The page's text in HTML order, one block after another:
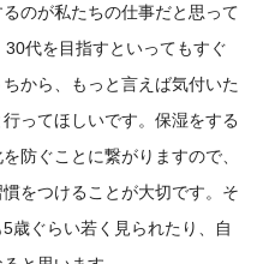
のが私たちの仕事だと思って
代を目指すといってもすぐ
から、もっと言えば気付いた
ってほしいです。保湿をする
防ぐことに繋がりますので、
をつけることが大切です。そ
歳ぐらい若く見られたり、自